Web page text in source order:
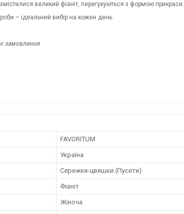
великий фіаніт, перегукуються з формою прикраси.
– ідеальний вибір на кожен день.
замовлення
FAVORITUM
Україна
Сережки-цвяшки (Пусети)
Фіаніт
Жіноча